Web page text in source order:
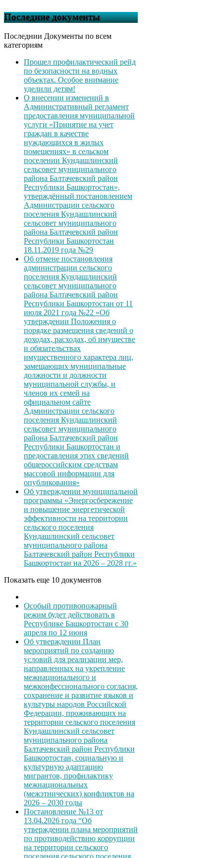
Последние документы
Последнии Документы по всем
категориям
Прошел профилактический рейд
по безопасности на водных
объектах. Особое внимание
уделили детям!
О внесении изменений в
Административный регламент
предоставления муниципальной
услуги «Принятие на учет
граждан в качестве
нуждающихся в жилых
помещениях» в сельском
поселении Кундашлинский
сельсовет муниципального
района Балтачевский район
Республики Башкортостан»,
утверждённый постановлением
Администрации сельского
поселения Кундашлинский
сельсовет муниципального
района Балтачевский район
Республики Башкортостан
18.11.2019 года №29
Об отмене постановления
администрации сельского
поселения Кундашлинский
сельсовет муниципального
района Балтачевский район
Республики Башкортостан от 11
июля 2021 года №22 «Об
утверждении Положения о
порядке размещения сведений о
доходах, расходах, об имуществе
и обязательствах
имущественного характера лиц,
замещающих муниципальные
должности и должности
муниципальной службы, и
членов их семей на
официальном сайте
Администрации сельского
поселения Кундашлинский
сельсовет муниципального
района Балтачевский район
Республики Башкортостан и
предоставления этих сведений
общероссийским средствам
массовой информации для
опубликования»
Об утверждении муниципальной
программы «Энергосбережение
и повышение энергетической
эффективности на территории
сельского поселения
Кундашлинский сельсовет
муниципального района
Балтачевский район Республики
Башкортостан на 2026 – 2028 гг.»
Показать еще 10 документов
Особый противопожарный
режим будет действовать в
Республике Башкортостан с 30
апреля по 12 июня
Об утверждении План
мероприятий по созданию
условий для реализации мер,
направленных на укрепление
межнационального и
межконфессионального согласия,
сохранение и развитие языков и
культуры народов Российской
Федерации, проживающих на
территории сельского поселения
Кундашлинский сельсовет
муниципального района
Балтачевский район Республики
Башкортостан, социальную и
культурную адаптацию
мигрантов, профилактику
межнациональных
(межэтнических) конфликтов на
2026 – 2030 годы
Постановление №13 от
13.04.2026 года “Об
утверждении плана мероприятий
по противодействию коррупции
на территории сельского